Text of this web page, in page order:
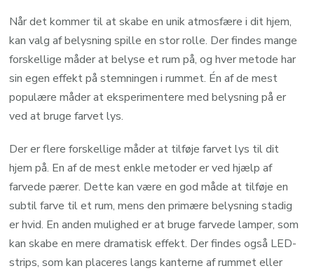
Når det kommer til at skabe en unik atmosfære i dit hjem,
kan valg af belysning spille en stor rolle. Der findes mange
forskellige måder at belyse et rum på, og hver metode har
sin egen effekt på stemningen i rummet. Én af de mest
populære måder at eksperimentere med belysning på er
ved at bruge farvet lys.
Der er flere forskellige måder at tilføje farvet lys til dit
hjem på. En af de mest enkle metoder er ved hjælp af
farvede pærer. Dette kan være en god måde at tilføje en
subtil farve til et rum, mens den primære belysning stadig
er hvid. En anden mulighed er at bruge farvede lamper, som
kan skabe en mere dramatisk effekt. Der findes også LED-
strips, som kan placeres langs kanterne af rummet eller